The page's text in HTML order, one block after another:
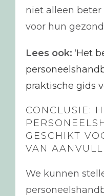
niet alleen
voor hun
Lees ook: ‘Het
praktische gids
CONCLUSIE:
GESCHIKT
VAN
We kunnen